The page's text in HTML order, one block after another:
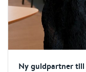
Ny guldpartner till